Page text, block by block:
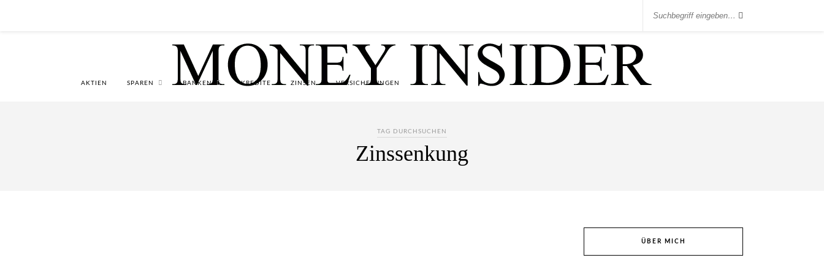
AKTIEN SPAREN BANKEN KREDITE ZINSEN VERSICHERUNGEN
TAG DURCHSUCHEN
Zinssenkung
ÜBER MICH